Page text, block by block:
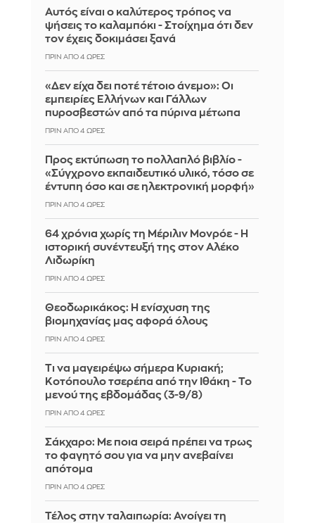
Αυτός είναι ο καλύτερος τρόπος να
ψήσεις το καλαμπόκι - Στοίχημα ότι δεν
τον έχεις δοκιμάσει ξανά
ΠΡΙΝ ΑΠΌ 4 ΏΡΕΣ
«Δεν είχα δει ποτέ τέτοιο άνεμο»: Οι
εμπειρίες Ελλήνων και Γάλλων
πυροσβεστών από τα πύρινα μέτωπα
ΠΡΙΝ ΑΠΌ 4 ΏΡΕΣ
Προς εκτύπωση το πολλαπλό βιβλίο -
«Σύγχρονο εκπαιδευτικό υλικό, τόσο σε
έντυπη όσο και σε ηλεκτρονική μορφή»
ΠΡΙΝ ΑΠΌ 4 ΏΡΕΣ
64 χρόνια χωρίς τη Μέριλιν Μονρόε - Η
ιστορική συνέντευξή της στον Αλέκο
Λιδωρίκη
ΠΡΙΝ ΑΠΌ 4 ΏΡΕΣ
Θεοδωρικάκος: Η ενίσχυση της
βιομηχανίας μας αφορά όλους
ΠΡΙΝ ΑΠΌ 4 ΏΡΕΣ
Τι να μαγειρέψω σήμερα Κυριακή;
Κοτόπουλο τσερέπα από την Ιθάκη - Το
μενού της εβδομάδας (3-9/8)
ΠΡΙΝ ΑΠΌ 4 ΏΡΕΣ
Σάκχαρο: Με ποια σειρά πρέπει να τρως
το φαγητό σου για να μην ανεβαίνει
απότομα
ΠΡΙΝ ΑΠΌ 4 ΏΡΕΣ
Τέλος στην ταλαιπωρία: Ανοίγει τη